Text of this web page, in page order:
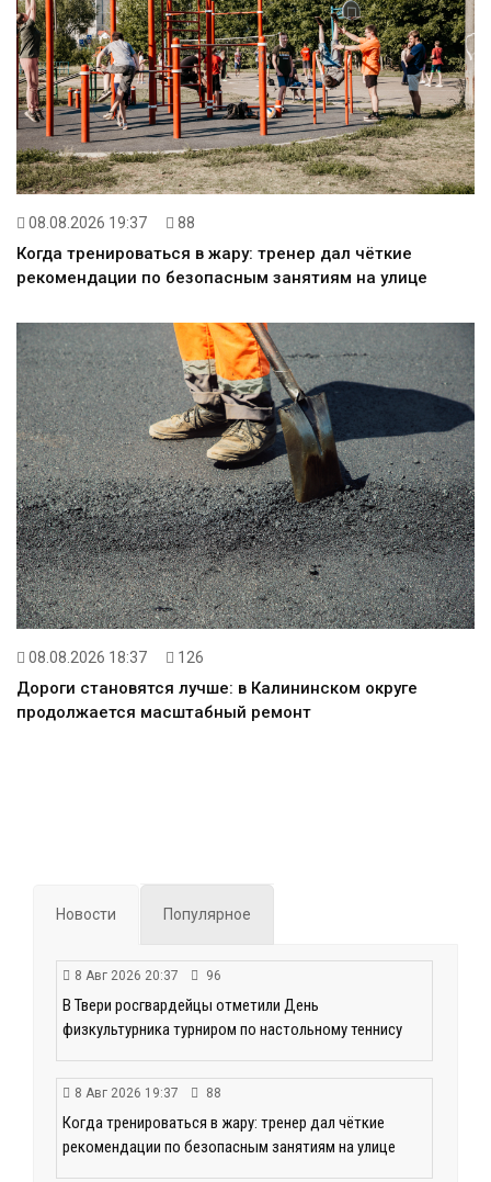
08.08.2026 19:37 88
Когда тренироваться в жару: тренер дал чёткие
рекомендации по безопасным занятиям на улице
08.08.2026 18:37 126
Дороги становятся лучше: в Калининском округе
продолжается масштабный ремонт
Новости Популярное
8 Авг 2026 20:37 96
В Твери росгвардейцы отметили День
физкультурника турниром по настольному теннису
8 Авг 2026 19:37 88
Когда тренироваться в жару: тренер дал чёткие
рекомендации по безопасным занятиям на улице